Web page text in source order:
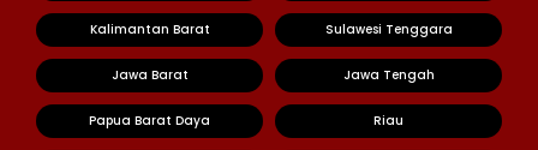
Kalimantan Barat Sulawesi Tenggara
Jawa Barat Jawa Tengah
Papua Barat Daya Riau